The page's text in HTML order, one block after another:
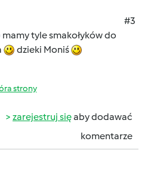
#3
mamy tyle smakołyków do
dzieki Moniś
strony
zarejestruj sięaby dodawać
komentarze